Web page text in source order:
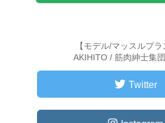
【モデル/マッスルプラ
AKIHITO / 筋肉紳士集
Twitter